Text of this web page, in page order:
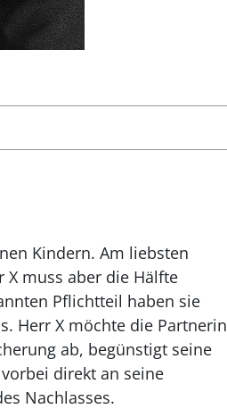
Kindern. Am liebsten
muss aber die Hälfte
Pflichtteil haben sie
Herr X möchte die Partnerin
ab, begünstigt seine
direkt an seine
Nachlasses.